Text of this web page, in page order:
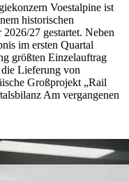
Voestalpine ist
historischen
27 gestartet. Neben
im ersten Quartal
größten Einzelauftrag
die Lieferung von
Großprojekt „Rail
Am vergangenen